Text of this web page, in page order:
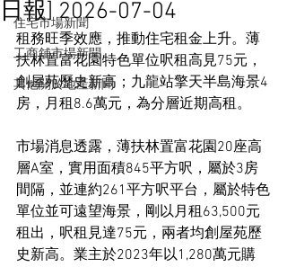
住宅市場新聞
工商舖市場新聞
其他關於地產新聞
日報] 2026-07-04
租務旺季效應，推動住宅租金上升。薄
扶林置富花園特色單位呎租高見75元，
創屋苑歷史新高；九龍站擎天半島海景4
房，月租8.6萬元，為分層近期高租。
市場消息透露，薄扶林置富花園20座高
層A室，實用面積845平方呎，屬於3房
間隔，並連約261平方呎平台，屬於特色
單位並可遠望海景，剛以月租63,500元
租出，呎租見達75元，兩者均創屋苑歷
史新高。業主於2023年以1,280萬元購